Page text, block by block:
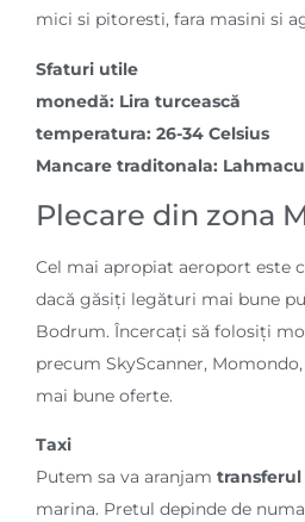
mici si pitoresti, fara masini si
Sfaturi utile
monedă: Lira turcească
temperatura: 26-34 Celsius
Mancare traditonala:
Plecare din zona
Cel mai apropiat aeroport este
dacă găsiți legături mai bune
Bodrum. Încercați să folosiți
precum SkyScanner,
mai bune oferte.
Taxi
Putem sa va aranjam transferul
marina. Pretul depinde de